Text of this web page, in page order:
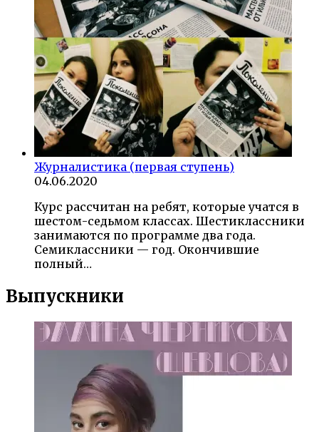
Журналистика (первая ступень)
04.06.2020
Курс рассчитан на ребят, которые учатся в
шестом-седьмом классах. Шестиклассники
занимаются по программе два года.
Семиклассники — год. Окончившие
полный…
Выпускники